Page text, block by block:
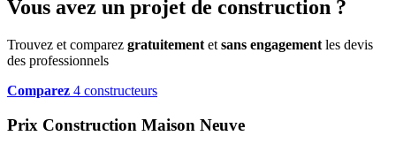
Vous avez un projet de construction ?
Trouvez et comparez gratuitement et sans engagement les devis
des professionnels
Comparez 4 constructeurs
Prix Construction Maison Neuve